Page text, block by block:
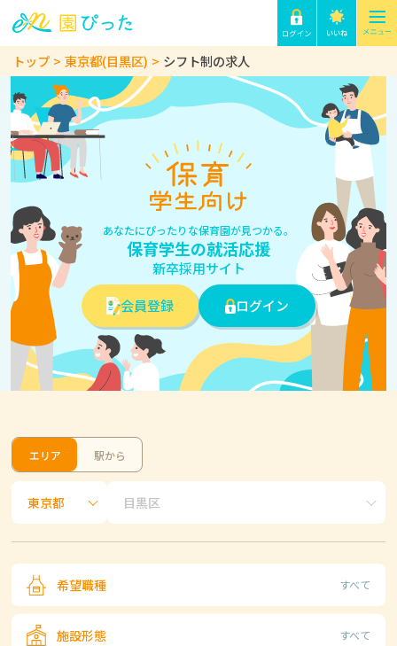
トップ 東京都(目黒区) シフト制の求人
あなたにぴったりな保育園が見つかる。
保育学生の就活応援
新卒採用サイト
会員登録
ログイン
エリア 駅から
希望職種 すべて
施設形態 すべて